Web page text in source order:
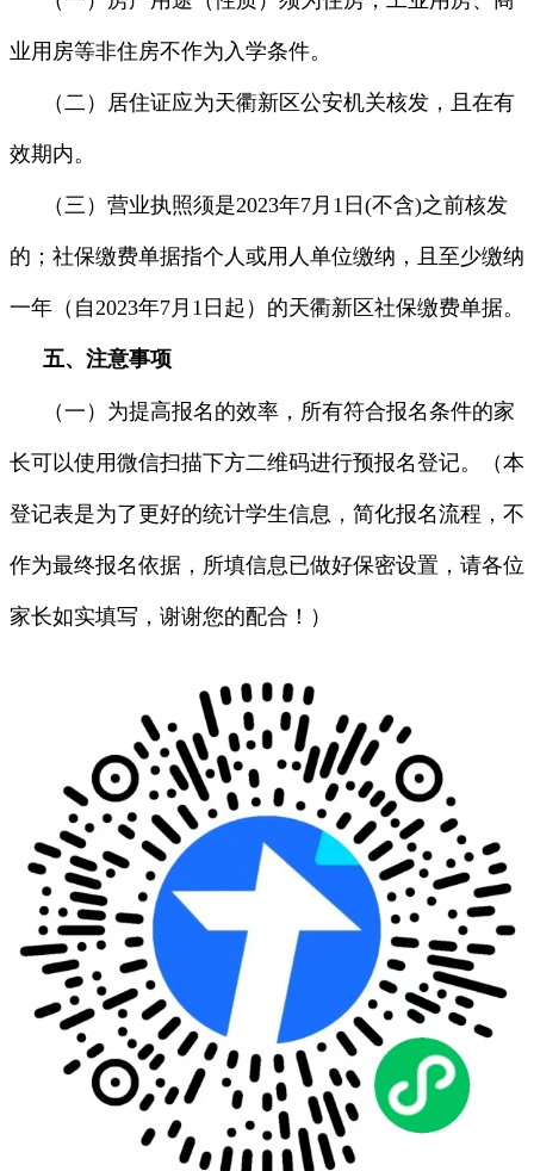
业用房等非住房不作为入学条件。
（二）居住证应为天衢新区公安机关核发，且在有
效期内。
（三）营业执照须是2023年7月1日(不含)之前核发
的；社保缴费单据指个人或用人单位缴纳，且至少缴纳
一年（自2023年7月1日起）的天衢新区社保缴费单据。
五、注意事项
（一）为提高报名的效率，所有符合报名条件的家
长可以使用微信扫描下方二维码进行预报名登记。（本
登记表是为了更好的统计学生信息，简化报名流程，不
作为最终报名依据，所填信息已做好保密设置，请各位
家长如实填写，谢谢您的配合！）